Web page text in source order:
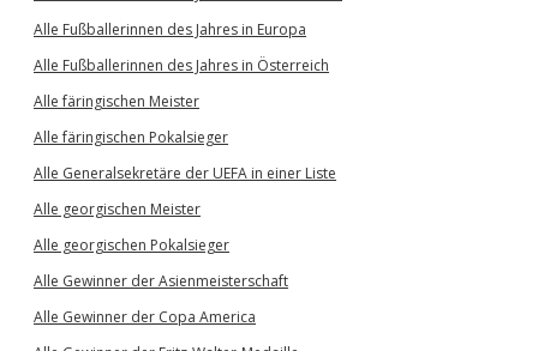
Alle Fußballerinnen des Jahres in Europa
Alle Fußballerinnen des Jahres in Österreich
Alle färingischen Meister
Alle färingischen Pokalsieger
Alle Generalsekretäre der UEFA in einer Liste
Alle georgischen Meister
Alle georgischen Pokalsieger
Alle Gewinner der Asienmeisterschaft
Alle Gewinner der Copa America